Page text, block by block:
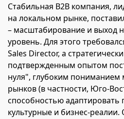
Стабильная B2B компания,
на локальном рынке,
– масштабирование и выход
уровень. Для этого
Sales Director, а
подтвержденным опытом
нуля", глубоким
рынков (в частности, Юго-
способностью адаптировать
культурные и бизнес-